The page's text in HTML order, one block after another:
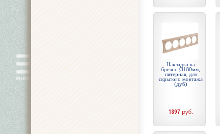
Накладка на
бревно Ø180мм,
пятерная, для
скрытого монтажа
(дуб)
1897 руб.